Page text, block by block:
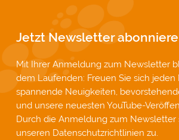
Jetzt Newsletter
Mit Ihrer Anmeldung zum Newsletter
dem Laufenden: Freuen Sie sich jeden
spannende Neuigkeiten,
und unsere neuesten YouTube-
Durch die Anmeldung zum Newsletter
unseren Datenschutzrichtlinien zu.